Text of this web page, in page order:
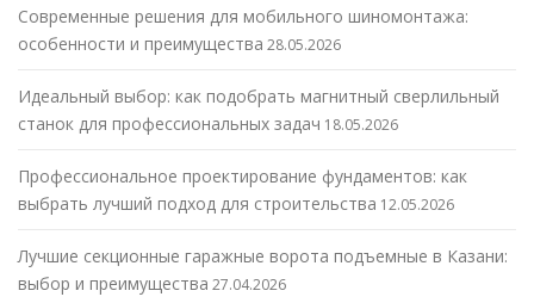
Современные решения для мобильного шиномонтажа:
особенности и преимущества 28.05.2026
Идеальный выбор: как подобрать магнитный сверлильный
станок для профессиональных задач 18.05.2026
Профессиональное проектирование фундаментов: как
выбрать лучший подход для строительства 12.05.2026
Лучшие секционные гаражные ворота подъемные в Казани:
выбор и преимущества 27.04.2026